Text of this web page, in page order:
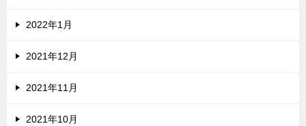
2022年1月
2021年12月
2021年11月
2021年10月